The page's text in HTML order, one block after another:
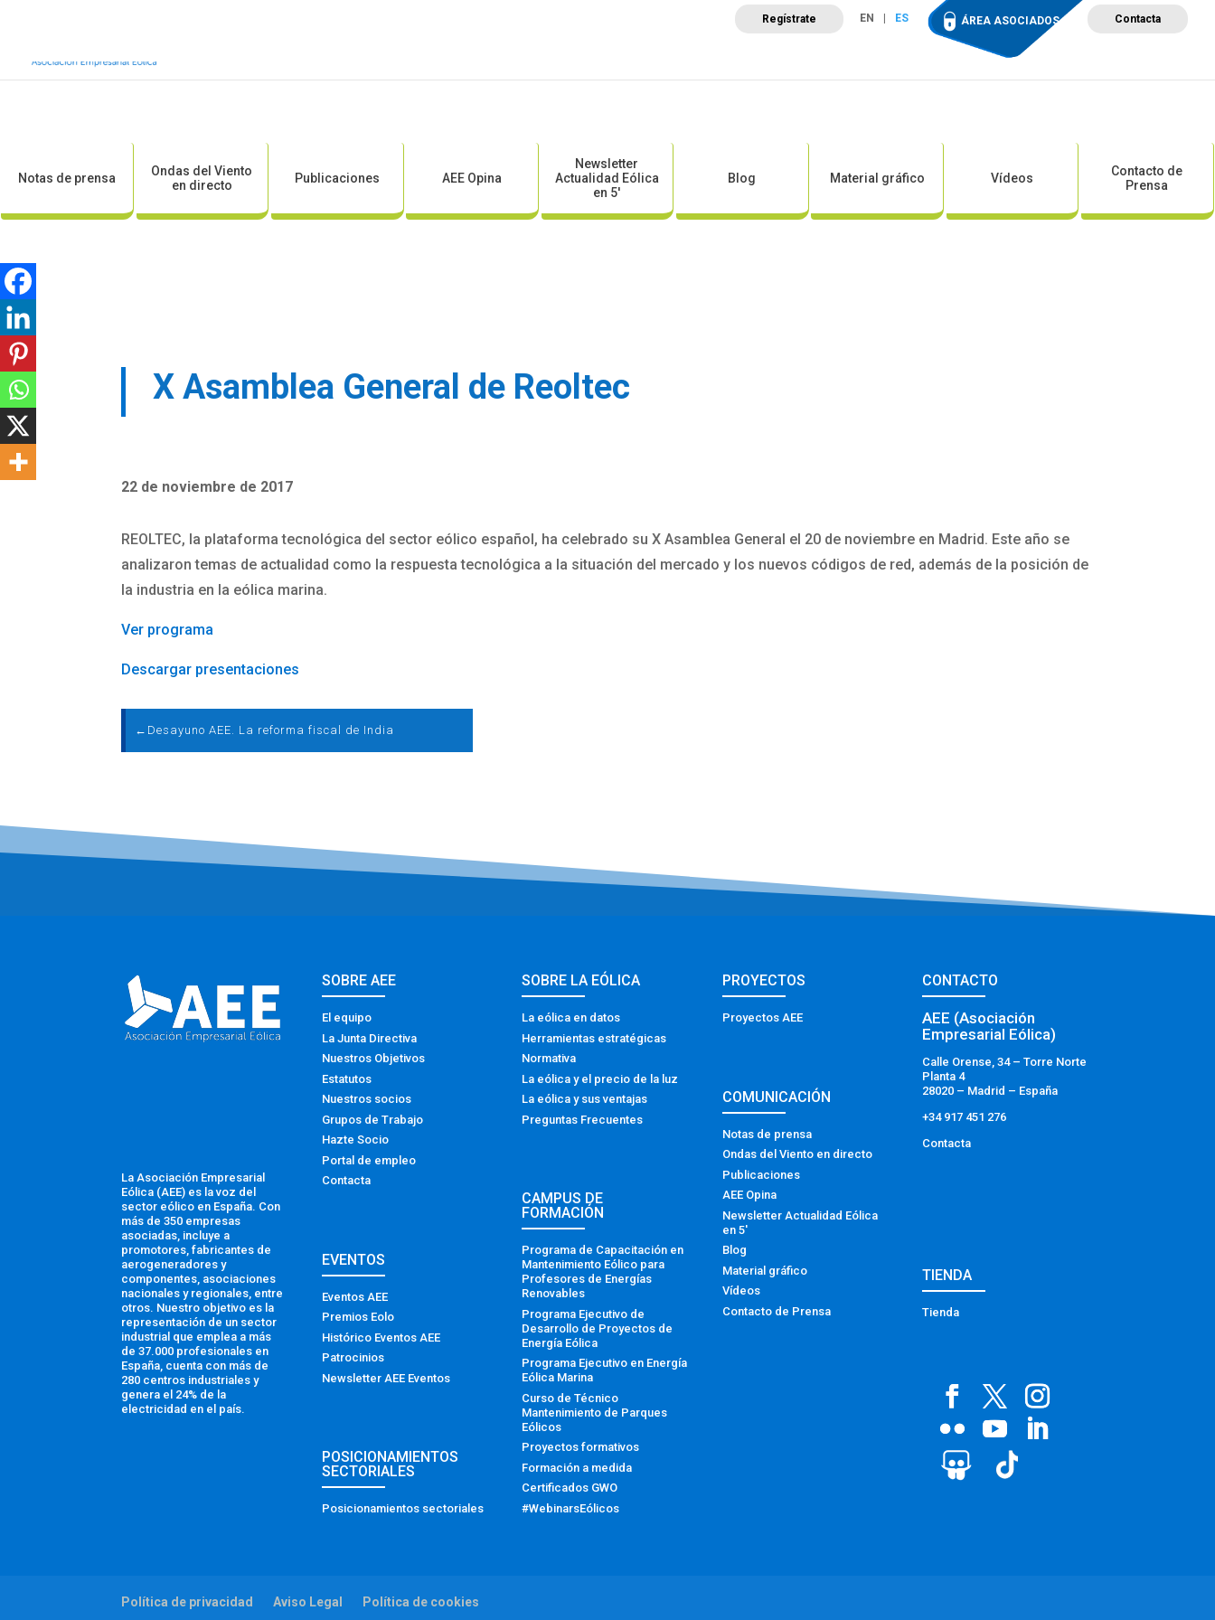
Regístrate EN ES ÁREA ASOCIADOS Contacta
Campus de Formación
Notas de prensa
Ondas del Viento
en directo
Publicaciones AEE Opina
Newsletter
Actualidad Eólica
en 5′
Blog Material gráfico Vídeos
Contacto de
Prensa
X Asamblea General de Reoltec
22 de noviembre de 2017
REOLTEC, la plataforma tecnológica del sector eólico español, ha celebrado su X Asamblea General el 20 de noviembre en Madrid. Este año se
analizaron temas de actualidad como la respuesta tecnológica a la situación del mercado y los nuevos códigos de red, además de la posición de
la industria en la eólica marina.
Ver programa
Descargar presentaciones
← Desayuno AEE. La reforma fiscal de India
La Asociación Empresarial
Eólica (AEE) es la voz del
sector eólico en España. Con
más de 350 empresas
asociadas, incluye a
promotores, fabricantes de
aerogeneradores y
componentes, asociaciones
nacionales y regionales, entre
otros. Nuestro objetivo es la
representación de un sector
industrial que emplea a más
de 37.000 profesionales en
España, cuenta con más de
280 centros industriales y
genera el 24% de la
electricidad en el país.
SOBRE AEE
El equipo
La Junta Directiva
Nuestros Objetivos
Estatutos
Nuestros socios
Grupos de Trabajo
Hazte Socio
Portal de empleo
Contacta
EVENTOS
Eventos AEE
Premios Eolo
Histórico Eventos AEE
Patrocinios
Newsletter AEE Eventos
POSICIONAMIENTOS
SECTORIALES
Posicionamientos sectoriales
SOBRE LA EÓLICA
La eólica en datos
Herramientas estratégicas
Normativa
La eólica y el precio de la luz
La eólica y sus ventajas
Preguntas Frecuentes
CAMPUS DE
FORMACIÓN
Programa de Capacitación en
Mantenimiento Eólico para
Profesores de Energías
Renovables
Programa Ejecutivo de
Desarrollo de Proyectos de
Energía Eólica
Programa Ejecutivo en Energía
Eólica Marina
Curso de Técnico
Mantenimiento de Parques
Eólicos
Proyectos formativos
Formación a medida
Certificados GWO
#WebinarsEólicos
PROYECTOS
Proyectos AEE
COMUNICACIÓN
Notas de prensa
Ondas del Viento en directo
Publicaciones
AEE Opina
Newsletter Actualidad Eólica
en 5′
Blog
Material gráfico
Vídeos
Contacto de Prensa
CONTACTO
AEE (Asociación
Empresarial Eólica)
Calle Orense, 34 – Torre Norte
Planta 4
28020 – Madrid – España
+34 917 451 276
Contacta
TIENDA
Tienda
Política de privacidad Aviso Legal Política de cookies